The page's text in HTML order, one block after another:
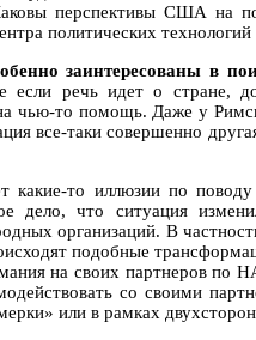
перспективы США на
политических
заинтересованы в
если речь идет о стране,
чью-то помощь. Даже у
все-таки совершенно
то иллюзии по
дело, что ситуация
организаций. В
подобные
на своих партнеров по
со своими
или в рамках